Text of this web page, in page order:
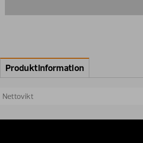
Produktinformation
Nettovikt